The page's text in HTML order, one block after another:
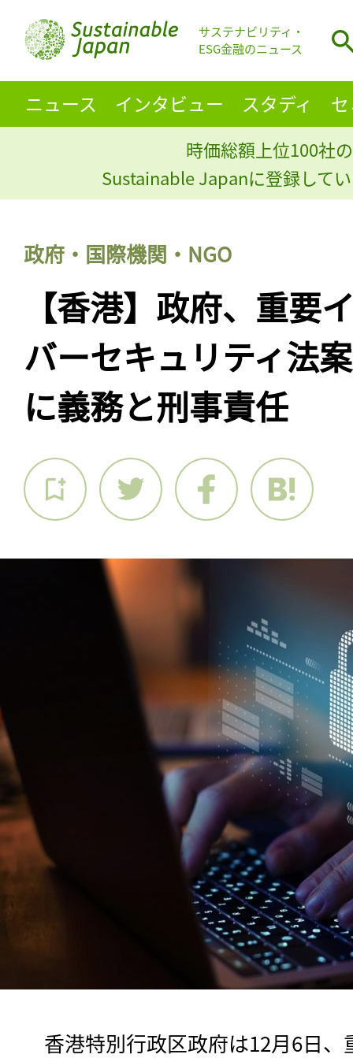
サステナビリティ・
ESG金融のニュース
ニュース インタビュー スタディ
時価総額上位100社
Sustainable Japanに登録して
政府・国際機関・NGO
【香港】政府、重要
バーセキュリティ法
に義務と刑事責任
香港特別行政区政府は12月6日、